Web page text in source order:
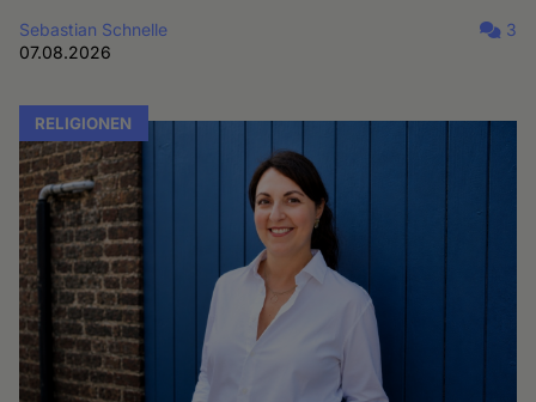
Sebastian Schnelle
07.08.2026
3
RELIGIONEN